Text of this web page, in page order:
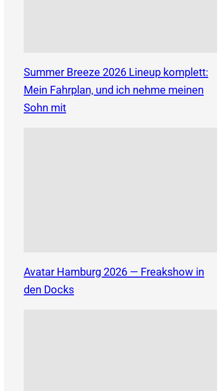
Summer Breeze 2026 Lineup komplett:
Mein Fahrplan, und ich nehme meinen
Sohn mit
Avatar Hamburg 2026 — Freakshow in
den Docks